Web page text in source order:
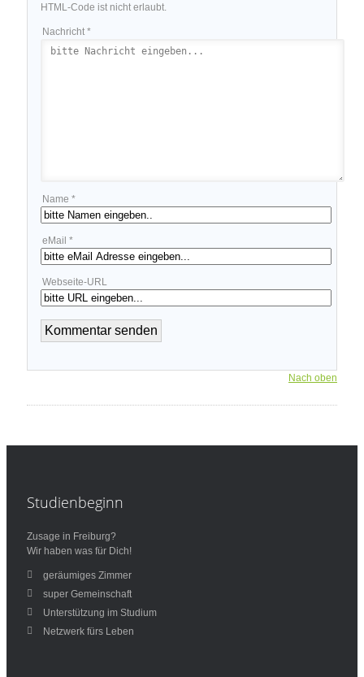
HTML-Code ist nicht erlaubt.
Nachricht *
Name *
eMail *
Webseite-URL
Nach oben
Studienbeginn
Zusage in Freiburg?
Wir haben was für Dich!
geräumiges Zimmer
super Gemeinschaft
Unterstützung im Studium
Netzwerk fürs Leben